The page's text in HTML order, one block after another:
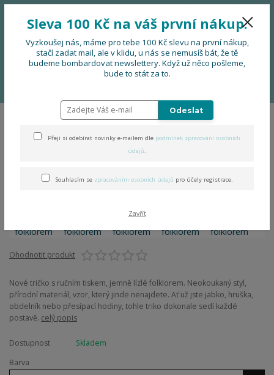
Menu
0 Kč
Tričko za folklorem
Ohodnotit produkt
Nové tričko s ručním tiskem, jemně lízlé folklorem. Neokoukaný styl,
přírodní materiál, vzor, který jinde nenajdete. Ať už jste jabko, hruška,
obdelník nebo přesípací hodiny, tohle triko dokonale sedí každé
postavě. celý popis
Dostupnost
Skladem
Barva
Sleva 100 Kč na váš první nákup.
Vyzkoušej nás, máme pro tebe 100 Kč slevu na první nákup,
stačí zadat mail, ale v klidu, u nás se nemusíš bát, že tě
budeme bombardovat newslettery. Když už něco pošleme,
bude to stát za to.
Odeslat
Přeji si odebírat novinky e-mailem dle podmínek zpracování osobních
údajů.
Souhlasím se zpracováním osobních údajů pro účely registrace.
Zavřít